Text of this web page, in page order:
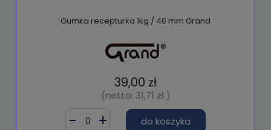
Gumka recepturka 1kg / 40 mm Grand
39,00 zł
(netto: 31,71 zł)
do koszyka